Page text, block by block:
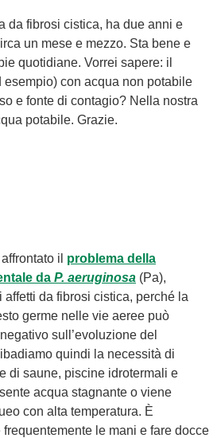
da fibrosi cistica, ha due anni e
un mese e mezzo. Sta bene e
quotidiane. Vorrei sapere: il
esempio) con acqua non potabile
e fonte di contagio? Nella nostra
potabile. Grazie.
il problema della
da P. aeruginosa (Pa),
affetti da fibrosi cistica, perché la
germe nelle vie aeree può
sull’evoluzione del
quindi la necessità di
di saune, piscine idrotermali e
acqua stagnante o viene
con alta temperatura. È
le mani e fare docce